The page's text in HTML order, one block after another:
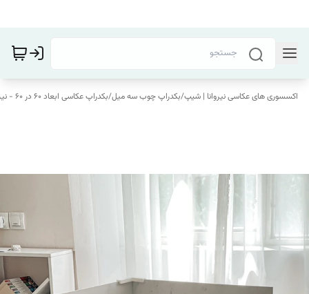
اکسسوری های عکاسی نیروانا | شیپ/بکدراپ چوب سه میل/بکدراپ عکاسی ابعاد 60 در 60 - نیروانا